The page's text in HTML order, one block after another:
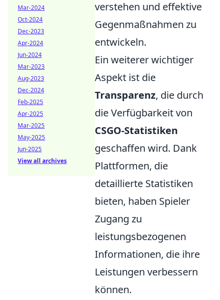
verstehen und effektive
Gegenmaßnahmen zu
entwickeln.
Ein weiterer wichtiger
Aspekt ist die
Transparenz, die durch
die Verfügbarkeit von
CSGO-Statistiken
geschaffen wird. Dank
Plattformen, die
detaillierte Statistiken
bieten, haben Spieler
Zugang zu
leistungsbezogenen
Informationen, die ihre
Leistungen verbessern
können.
Mar-2024
Oct-2024
Dec-2023
Apr-2024
Jun-2024
Mar-2023
Aug-2023
Dec-2024
Feb-2025
Apr-2025
Mar-2025
May-2025
Jun-2025
View all archives